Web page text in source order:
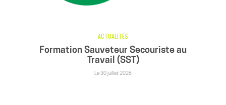
ACTUALITÉS
Formation Sauveteur Secouriste au
Travail (SST)
Le 30 juillet 2026